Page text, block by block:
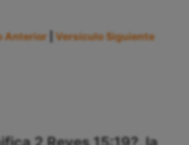
Anterior Versículo Siguiente